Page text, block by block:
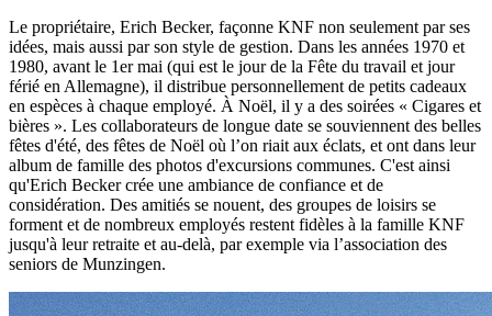
Le propriétaire, Erich Becker, façonne KNF non seulement par ses
idées, mais aussi par son style de gestion. Dans les années 1970 et
1980, avant le 1er mai (qui est le jour de la Fête du travail et jour
férié en Allemagne), il distribue personnellement de petits cadeaux
en espèces à chaque employé. À Noël, il y a des soirées « Cigares et
bières ». Les collaborateurs de longue date se souviennent des belles
fêtes d'été, des fêtes de Noël où l’on riait aux éclats, et ont dans leur
album de famille des photos d'excursions communes. C'est ainsi
qu'Erich Becker crée une ambiance de confiance et de
considération. Des amitiés se nouent, des groupes de loisirs se
forment et de nombreux employés restent fidèles à la famille KNF
jusqu'à leur retraite et au-delà, par exemple via l’association des
seniors de Munzingen.